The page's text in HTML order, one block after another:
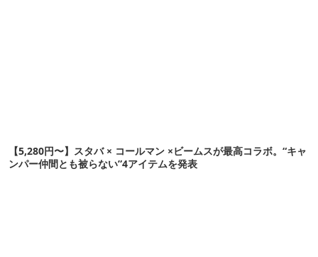
【5,280円〜】スタバ × コールマン ×ビームスが最高コラボ。“キャ
ンパー仲間とも被らない”4アイテムを発表